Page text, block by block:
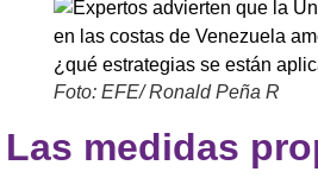
Foto: EFE/ Ronald Peña R
Las medidas